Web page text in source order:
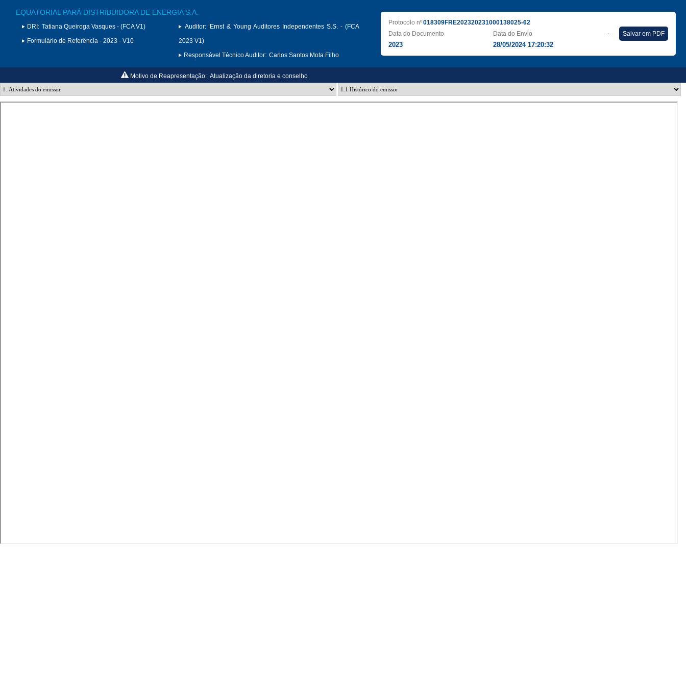
EQUATORIAL PARÁ DISTRIBUIDORA DE ENERGIA S.A.
DRI: Tatiana Queiroga Vasques - (FCA V1)
Formulário de Referência - 2023 - V10
Auditor:
Ernst & Young Auditores Independentes S.S. - (FCA
2023 V1)
Responsável Técnico Auditor: Carlos Santos Mota Filho
Protocolo nº018309FRE202320231000138025-62
Data do Documento
2023
Data do Envio
28/05/2024 17:20:32
- Salvar em PDF
Motivo de Reapresentação: Atualização da diretoria e conselho